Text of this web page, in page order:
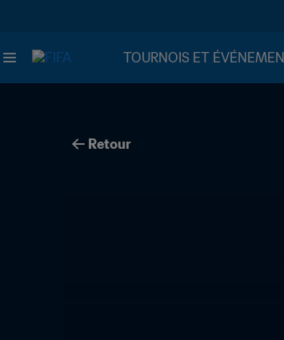
TOURNOIS ET
Retour